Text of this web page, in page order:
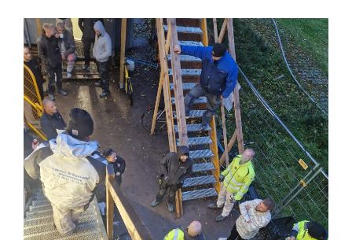
KALENDER
BLOGS
DEBAT
LÆSER
TIL
LÆSER
NAVNE
HISTORIE